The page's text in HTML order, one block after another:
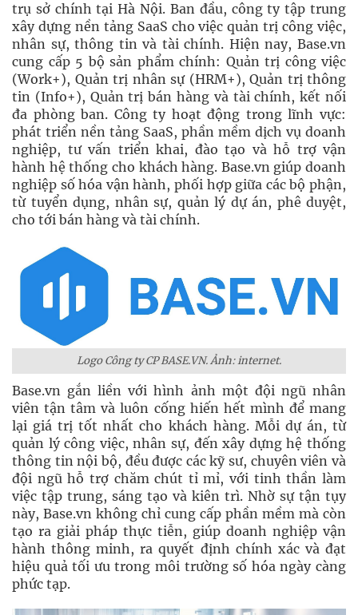
trụ sở chính tại Hà Nội. Ban đầu, công ty tập trung
xây dựng nền tảng SaaS cho việc quản trị công việc,
nhân sự, thông tin và tài chính. Hiện nay, Base.vn
cung cấp 5 bộ sản phẩm chính: Quản trị công việc
(Work+), Quản trị nhân sự (HRM+), Quản trị thông
tin (Info+), Quản trị bán hàng và tài chính, kết nối
đa phòng ban. Công ty hoạt động trong lĩnh vực:
phát triển nền tảng SaaS, phần mềm dịch vụ doanh
nghiệp, tư vấn triển khai, đào tạo và hỗ trợ vận
hành hệ thống cho khách hàng. Base.vn giúp doanh
nghiệp số hóa vận hành, phối hợp giữa các bộ phận,
từ tuyển dụng, nhân sự, quản lý dự án, phê duyệt,
cho tới bán hàng và tài chính.
Logo Công ty CP BASE.VN. Ảnh: internet.
Base.vn gắn liền với hình ảnh một đội ngũ nhân
viên tận tâm và luôn cống hiến hết mình để mang
lại giá trị tốt nhất cho khách hàng. Mỗi dự án, từ
quản lý công việc, nhân sự, đến xây dựng hệ thống
thông tin nội bộ, đều được các kỹ sư, chuyên viên và
đội ngũ hỗ trợ chăm chút tỉ mỉ, với tinh thần làm
việc tập trung, sáng tạo và kiên trì. Nhờ sự tận tụy
này, Base.vn không chỉ cung cấp phần mềm mà còn
tạo ra giải pháp thực tiễn, giúp doanh nghiệp vận
hành thông minh, ra quyết định chính xác và đạt
hiệu quả tối ưu trong môi trường số hóa ngày càng
phức tạp.